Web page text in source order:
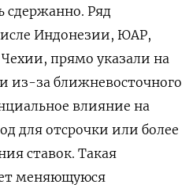
сдержанно. Ряд
Индонезии, ЮАР,
прямо указали на
из-за ближневосточного
влияние на
для отсрочки или более
ставок. Такая
меняющуюся